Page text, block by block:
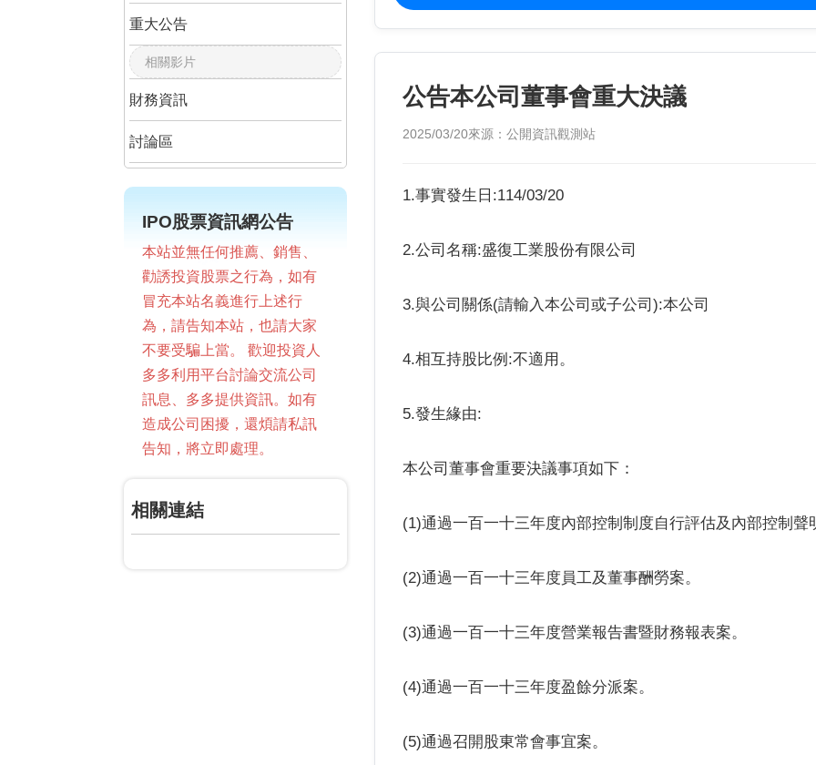
重大公告
相關影片
財務資訊
討論區
IPO股票資訊網公告
本站並無任何推薦、銷售、
勸誘投資股票之行為，如有
冒充本站名義進行上述行
為，請告知本站，也請大家
不要受騙上當。 歡迎投資人
多多利用平台討論交流公司
訊息、多多提供資訊。如有
造成公司困擾，還煩請私訊
告知，將立即處理。
相關連結
公告本公司董事會重大決議
2025/03/20來源：公開資訊觀測站
1.事實發生日:114/03/20
2.公司名稱:盛復工業股份有限公司
3.與公司關係(請輸入本公司或子公司):本公司
4.相互持股比例:不適用。
5.發生緣由:
本公司董事會重要決議事項如下：
(1)通過一百一十三年度內部控制制度自行評估及內部控制聲
(2)通過一百一十三年度員工及董事酬勞案。
(3)通過一百一十三年度營業報告書暨財務報表案。
(4)通過一百一十三年度盈餘分派案。
(5)通過召開股東常會事宜案。